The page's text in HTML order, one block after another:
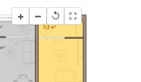
+ − ↺
3,2 м²